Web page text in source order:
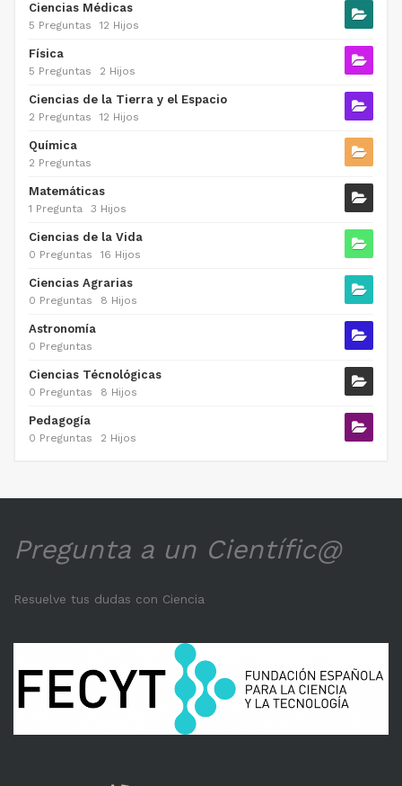
Ciencias Médicas
5 Preguntas 12 Hijos
Física
5 Preguntas 2 Hijos
Ciencias de la Tierra y el Espacio
2 Preguntas 12 Hijos
Química
2 Preguntas
Matemáticas
1 Pregunta 3 Hijos
Ciencias de la Vida
0 Preguntas 16 Hijos
Ciencias Agrarias
0 Preguntas 8 Hijos
Astronomía
0 Preguntas
Ciencias Técnológicas
0 Preguntas 8 Hijos
Pedagogía
0 Preguntas 2 Hijos
Pregunta a un Científic@
Resuelve tus dudas con Ciencia